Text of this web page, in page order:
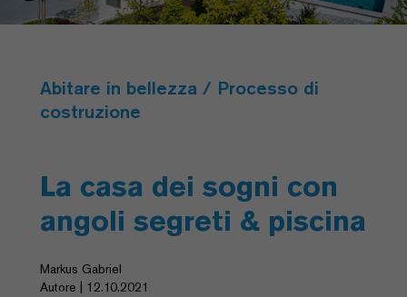
Abitare in bellezza / Processo di
costruzione
La casa dei sogni con
angoli segreti & piscina
Markus Gabriel
Autore | 12.10.2021